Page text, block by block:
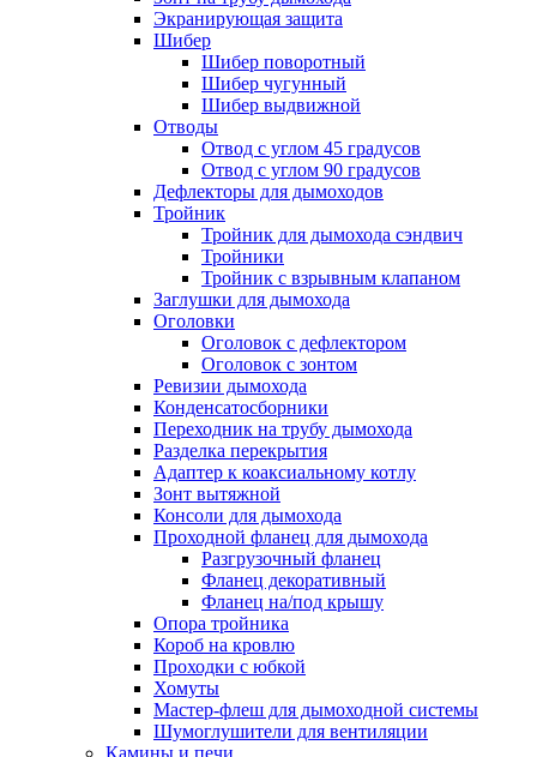
Экранирующая защита
Шибер
Шибер поворотный
Шибер чугунный
Шибер выдвижной
Отводы
Отвод с углом 45 градусов
Отвод с углом 90 градусов
Дефлекторы для дымоходов
Тройник
Тройник для дымохода сэндвич
Тройники
Тройник с взрывным клапаном
Заглушки для дымохода
Оголовки
Оголовок с дефлектором
Оголовок с зонтом
Ревизии дымохода
Конденсатосборники
Переходник на трубу дымохода
Разделка перекрытия
Адаптер к коаксиальному котлу
Зонт вытяжной
Консоли для дымохода
Проходной фланец для дымохода
Разгрузочный фланец
Фланец декоративный
Фланец на/под крышу
Опора тройника
Короб на кровлю
Проходки с юбкой
Хомуты
Мастер-флеш для дымоходной системы
Шумоглушители для вентиляции
Камины и печи